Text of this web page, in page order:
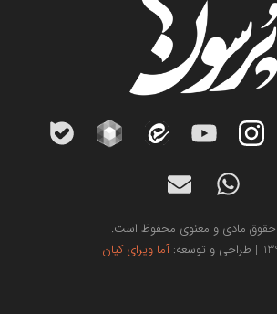
حقوق مادی و معنوی محفوظ است.
و توسعه:
آما ویرای کیان